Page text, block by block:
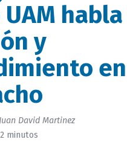
y
en
Juan David Martinez
minutos